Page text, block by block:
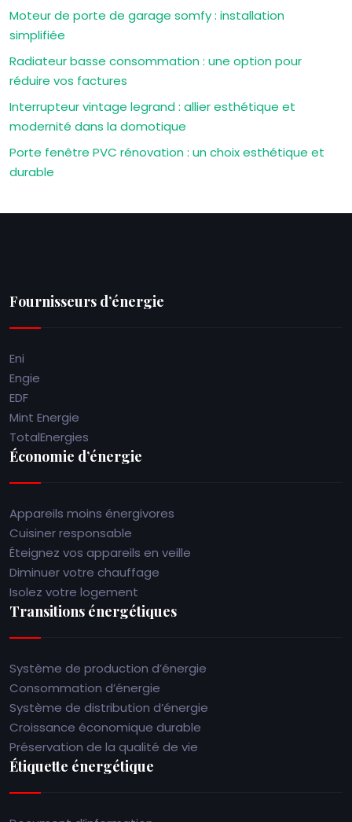
Moteur de porte de garage somfy : installation
simplifiée
Radiateur basse consommation : une option pour
réduire vos factures
Interrupteur vintage legrand : allier esthétique et
modernité dans la domotique
Porte fenêtre PVC rénovation : un choix esthétique et
durable
Fournisseurs d’énergie
Eni
Engie
EDF
Mint Energie
TotalEnergies
Économie d’énergie
Appareils moins énergivores
Cuisiner responsable
Éteignez vos appareils en veille
Diminuer votre chauffage
Isolez votre logement
Transitions énergétiques
Système de production d’énergie
Consommation d’énergie
Système de distribution d’énergie
Croissance économique durable
Préservation de la qualité de vie
Étiquette énergétique